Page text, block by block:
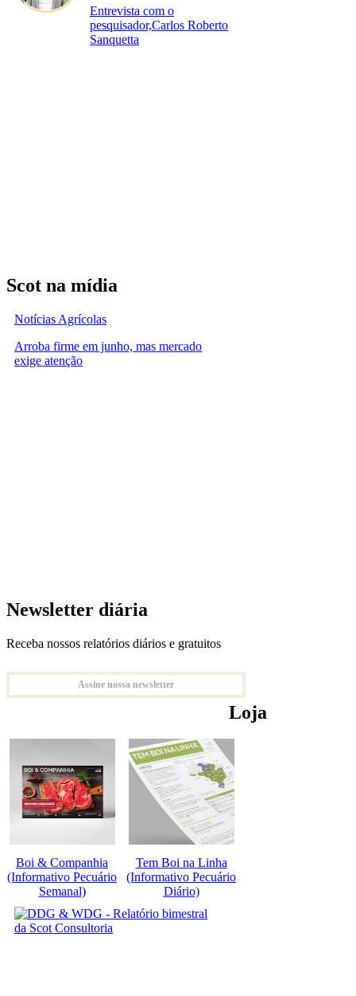
Entrevista com o
pesquisador,Carlos Roberto
Sanquetta
Scot na mídia
Notícias Agrícolas
Arroba firme em junho, mas mercado
exige atenção
Newsletter diária
Receba nossos relatórios diários e gratuitos
Assine nossa newsletter
Loja
Boi & Companhia
(Informativo Pecuário
Semanal)
Tem Boi na Linha
(Informativo Pecuário
Diário)